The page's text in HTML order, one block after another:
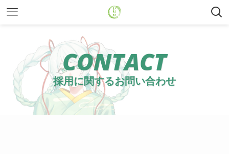
CONTACT
採用に関するお問い合わせ